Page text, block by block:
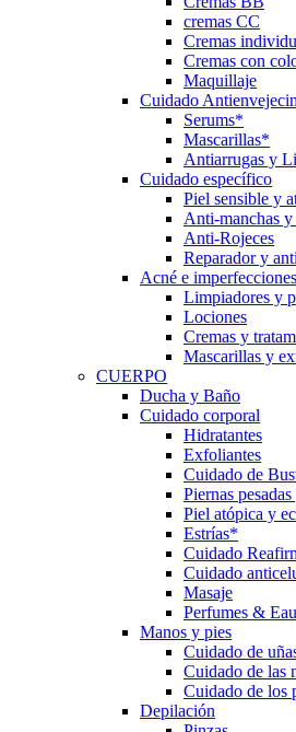
cremas CC
Cremas
Cremas con
Maquillaje
Cuidado
Serums*
Mascarillas*
Antiarrugas y
Cuidado específico
Piel sensible y
Anti-manchas y
Anti-Rojeces
Reparador y
Acné e imperfecciones
Limpiadores y
Lociones
Cremas y
Mascarillas y
CUERPO
Ducha y Baño
Cuidado corporal
Hidratantes
Exfoliantes
Cuidado de
Piernas
Piel atópica y
Estrías*
Cuidado
Cuidado
Masaje
Perfumes &
Manos y pies
Cuidado de
Cuidado de las
Cuidado de los
Depilación